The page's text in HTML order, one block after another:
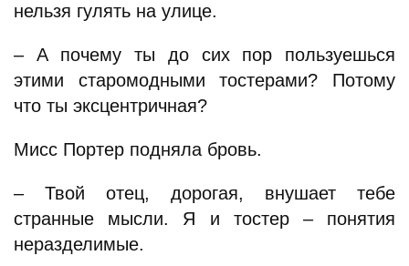
нельзя гулять на улице.
– А почему ты до сих пор пользуешься
этими старомодными тостерами? Потому
что ты эксцентричная?
Мисс Портер подняла бровь.
– Твой отец, дорогая, внушает тебе
странные мысли. Я и тостер – понятия
неразделимые.